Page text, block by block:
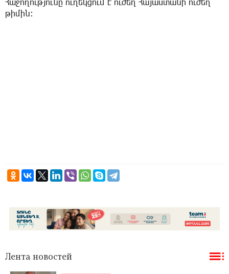
թիմին։
Лента новостей